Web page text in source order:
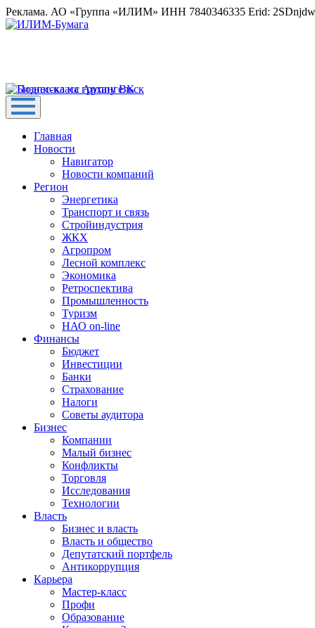
Реклама. АО «Группа «ИЛИМ» ИНН 7840346335 Erid:
Главная
Новости
Навигатор
Новости компаний
Регион
Энергетика
Транспорт и связь
Стройиндустрия
ЖКХ
Агропром
Лесной комплекс
Экономика
Ретроспектива
Промышленность
Туризм
НАО on-line
Финансы
Бюджет
Инвестиции
Банки
Страхование
Налоги
Советы аудитора
Бизнес
Компании
Малый бизнес
Конфликты
Торговля
Исследования
Технологии
Власть
Бизнес и власть
Власть и общество
Депутатский портфель
Антикоррупция
Карьера
Мастер-класс
Профи
Образование